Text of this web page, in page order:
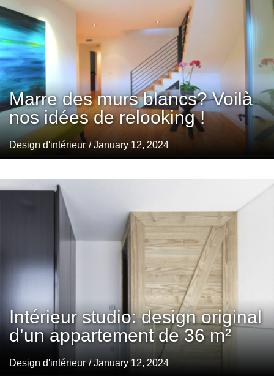
Marre des murs blancs? Voilà
nos idées de relooking !
Design d'intérieur / January 12, 2024
Intérieur studio: design original
d’un appartement de 36 m²
Design d'intérieur / January 12, 2024